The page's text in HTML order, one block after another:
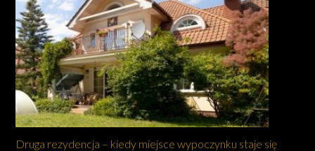
Druga rezydencja – kiedy miejsce wypoczynku staje się